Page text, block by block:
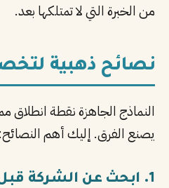
من الخبرة التي لا تمتلكها بعد.
نصائح ذهبية
النماذج الجاهزة نقطة
يصنع الفرق. إليك أهم النصائح:
1. ابحث عن الشركة قبل الكتابة